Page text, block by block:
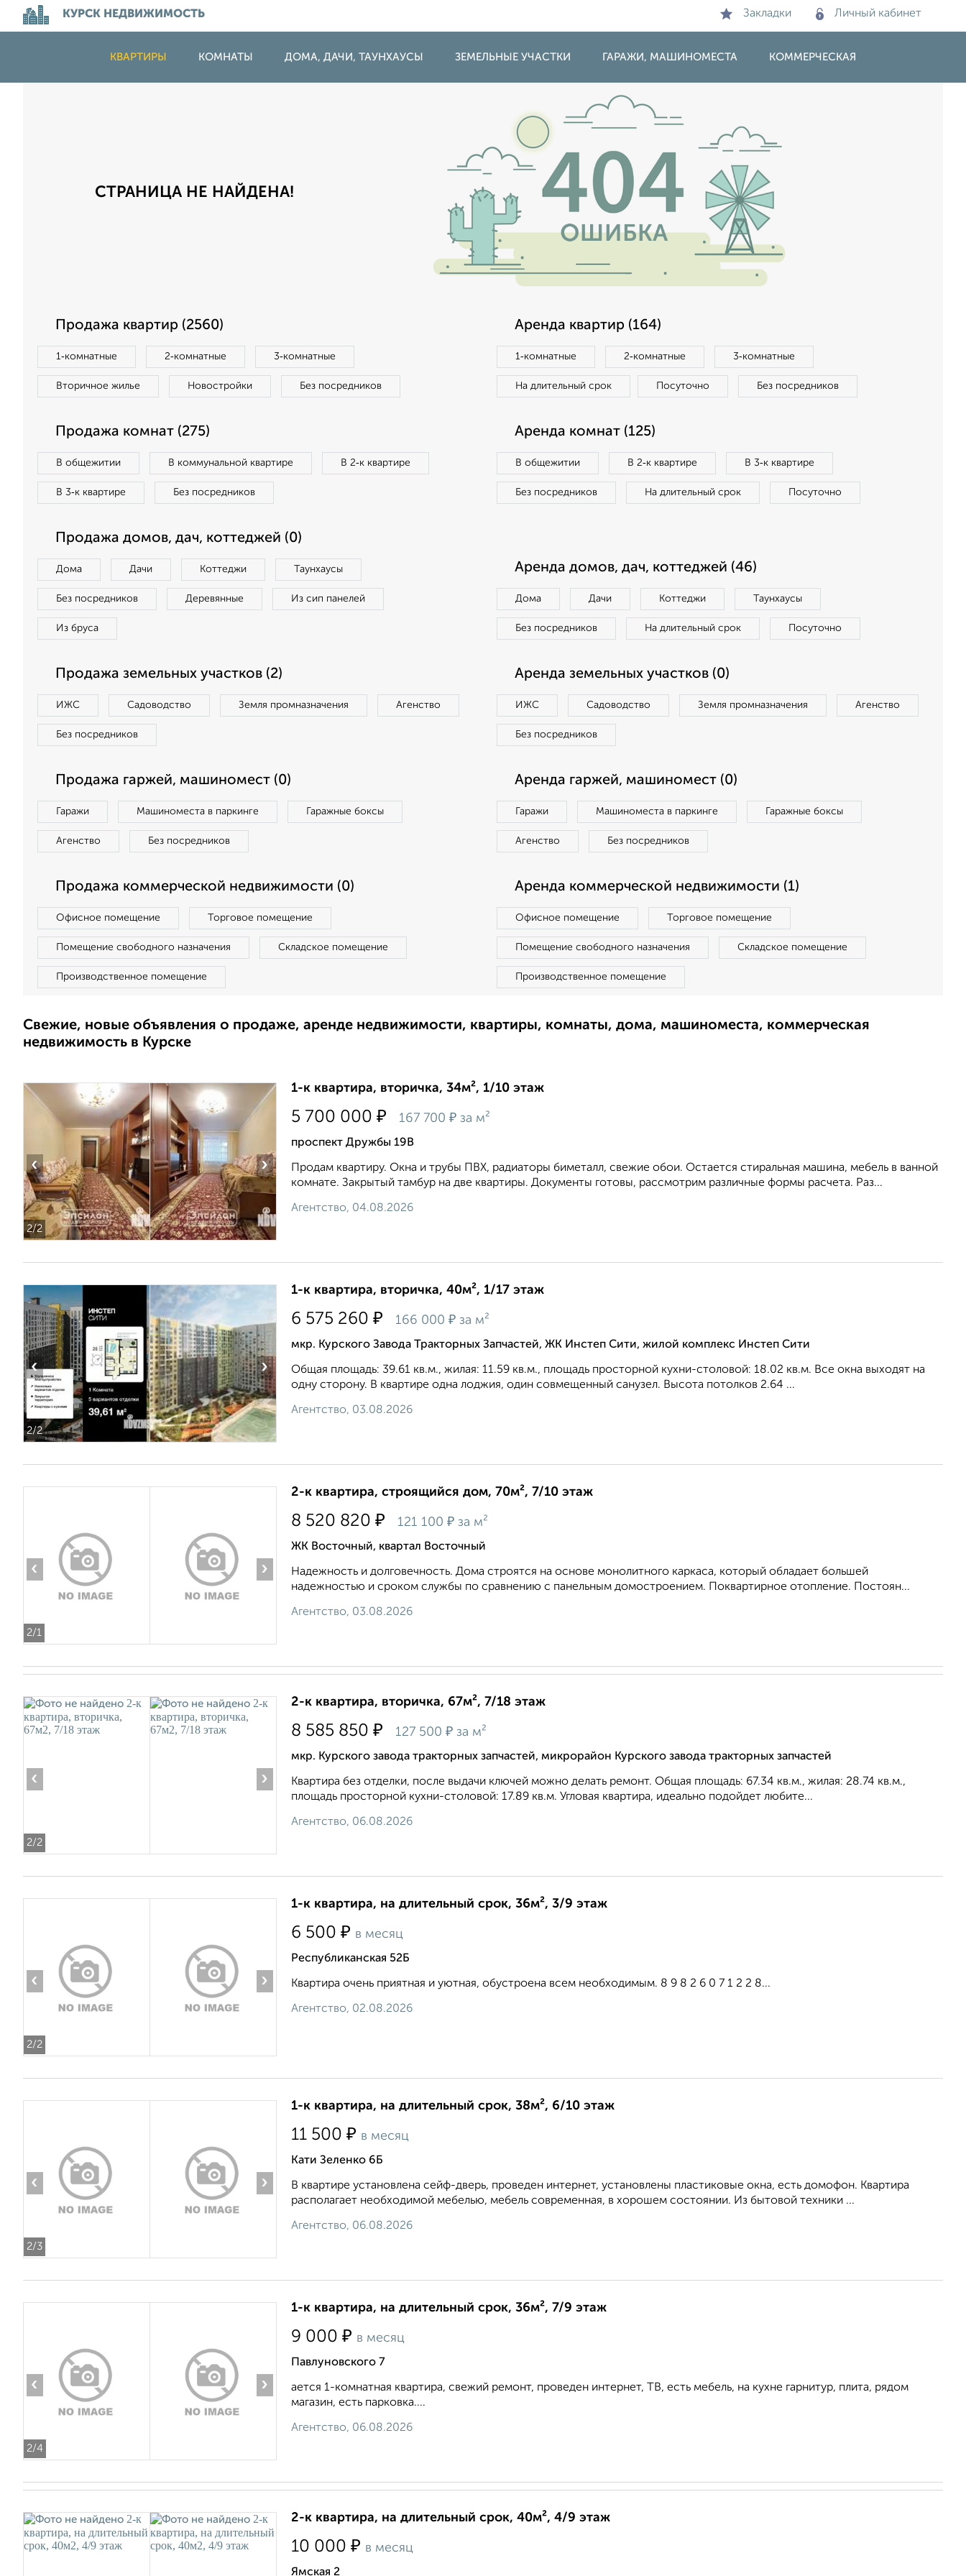
КУРСК НЕДВИЖИМОСТЬ Закладки Личный кабинет
КВАРТИРЫ КОМНАТЫ ДОМА, ДАЧИ, ТАУНХАУСЫ ЗЕМЕЛЬНЫЕ УЧАСТКИ ГАРАЖИ, МАШИНОМЕСТА КОММЕРЧЕСКАЯ
СТРАНИЦА НЕ НАЙДЕНА!
Продажа квартир (2560)
1‑комнатные 2‑комнатные 3‑комнатные
Вторичное жилье Новостройки Без посредников
Аренда квартир (164)
1‑комнатные 2‑комнатные 3‑комнатные
На длительный срок Посуточно Без посредников
Продажа комнат (275)
В общежитии В коммунальной квартире В 2‑к квартире
В 3‑к квартире Без посредников
Аренда комнат (125)
В общежитии В 2‑к квартире В 3‑к квартире
Без посредников На длительный срок Посуточно
Продажа домов, дач, коттеджей (0)
Дома Дачи Коттеджи Таунхаусы
Без посредников Деревянные Из сип панелей
Из бруса
Аренда домов, дач, коттеджей (46)
Дома Дачи Коттеджи Таунхаусы
Без посредников На длительный срок Посуточно
Продажа земельных участков (2)
ИЖС Садоводство Земля промназначения Агенство
Без посредников
Аренда земельных участков (0)
ИЖС Садоводство Земля промназначения Агенство
Без посредников
Продажа гаржей, машиномест (0)
Гаражи Машиноместа в паркинге Гаражные боксы
Агенство Без посредников
Аренда гаржей, машиномест (0)
Гаражи Машиноместа в паркинге Гаражные боксы
Агенство Без посредников
Продажа коммерческой недвижимости (0)
Офисное помещение Торговое помещение
Помещение свободного назначения Складское помещение
Производственное помещение
Аренда коммерческой недвижимости (1)
Офисное помещение Торговое помещение
Помещение свободного назначения Складское помещение
Производственное помещение
Свежие, новые объявления о продаже, аренде недвижимости, квартиры, комнаты, дома, машиноместа, коммерческая
недвижимость в Курске
2/2
‹ ›
1-к квартира, вторичка, 34м², 1/10 этаж
5 700 000 ₽ 167 700 ₽ за м²
проспект Дружбы 19В
Продам квартиру. Окна и трубы ПВХ, радиаторы биметалл, свежие обои. Остается стиральная машина, мебель в ванной
комнате. Закрытый тамбур на две квартиры. Документы готовы, рассмотрим различные формы расчета. Раз...
Агентство, 04.08.2026
2/2
‹ ›
1-к квартира, вторичка, 40м², 1/17 этаж
6 575 260 ₽ 166 000 ₽ за м²
мкр. Курского Завода Тракторных Запчастей, ЖК Инстеп Сити, жилой комплекс Инстеп Сити
Общая площадь: 39.61 кв.м., жилая: 11.59 кв.м., площадь просторной кухни-столовой: 18.02 кв.м. Все окна выходят на
одну сторону. В квартире одна лоджия, один совмещенный санузел. Высота потолков 2.64 ...
Агентство, 03.08.2026
2/1
‹ ›
2-к квартира, строящийся дом, 70м², 7/10 этаж
8 520 820 ₽ 121 100 ₽ за м²
ЖК Восточный, квартал Восточный
Надежность и долговечность. Дома строятся на основе монолитного каркаса, который обладает большей
надежностью и сроком службы по сравнению с панельным домостроением. Поквартирное отопление. Постоян...
Агентство, 03.08.2026
2/2
‹ ›
2-к квартира, вторичка, 67м², 7/18 этаж
8 585 850 ₽ 127 500 ₽ за м²
мкр. Курского завода тракторных запчастей, микрорайон Курского завода тракторных запчастей
Квартира без отделки, после выдачи ключей можно делать ремонт. Общая площадь: 67.34 кв.м., жилая: 28.74 кв.м.,
площадь просторной кухни-столовой: 17.89 кв.м. Угловая квартира, идеально подойдет любите...
Агентство, 06.08.2026
2/2
‹ ›
1-к квартира, на длительный срок, 36м², 3/9 этаж
6 500 ₽ в месяц
Республиканская 52Б
Квартира очень приятная и уютная, обустроена всем необходимым. 8 9 8 2 6 0 7 1 2 2 8...
Агентство, 02.08.2026
2/3
‹ ›
1-к квартира, на длительный срок, 38м², 6/10 этаж
11 500 ₽ в месяц
Кати Зеленко 6Б
В квартире установлена сейф-дверь, проведен интернет, установлены пластиковые окна, есть домофон. Квартира
располагает необходимой мебелью, мебель современная, в хорошем состоянии. Из бытовой техники ...
Агентство, 06.08.2026
2/4
‹ ›
1-к квартира, на длительный срок, 36м², 7/9 этаж
9 000 ₽ в месяц
Павлуновского 7
ается 1-комнатная квартира, свежий ремонт, проведен интернет, ТВ, есть мебель, на кухне гарнитур, плита, рядом
магазин, есть парковка....
Агентство, 06.08.2026
2-к квартира, на длительный срок, 40м², 4/9 этаж
10 000 ₽ в месяц
Ямская 2